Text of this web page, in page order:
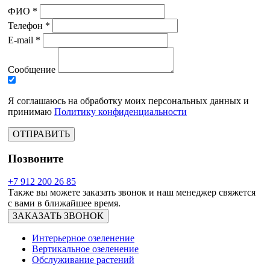
ФИО *
Телефон *
E-mail *
Сообщение
Я соглашаюсь на обработку моих персональных данных и
принимаю Политику конфиденциальности
ОТПРАВИТЬ
Позвоните
+7 912 200 26 85
Также вы можете заказать звонок и наш менеджер свяжется
с вами в ближайшее время.
ЗАКАЗАТЬ ЗВОНОК
Интерьерное озеленение
Вертикальное озеленение
Обслуживание растений